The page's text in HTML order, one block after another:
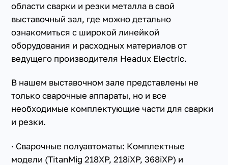
области сварки и резки металла в свой
выставочный зал, где можно детально
ознакомиться с широкой линейкой
оборудования и расходных материалов от
ведущего производителя Headux Electric.
В нашем выставочном зале представлены не
только сварочные аппараты, но и все
необходимые комплектующие части для сварки
и резки.
· Сварочные полуавтоматы: Комплектные
модели (TitanMig 218XP, 218iXP, 368iXP) и